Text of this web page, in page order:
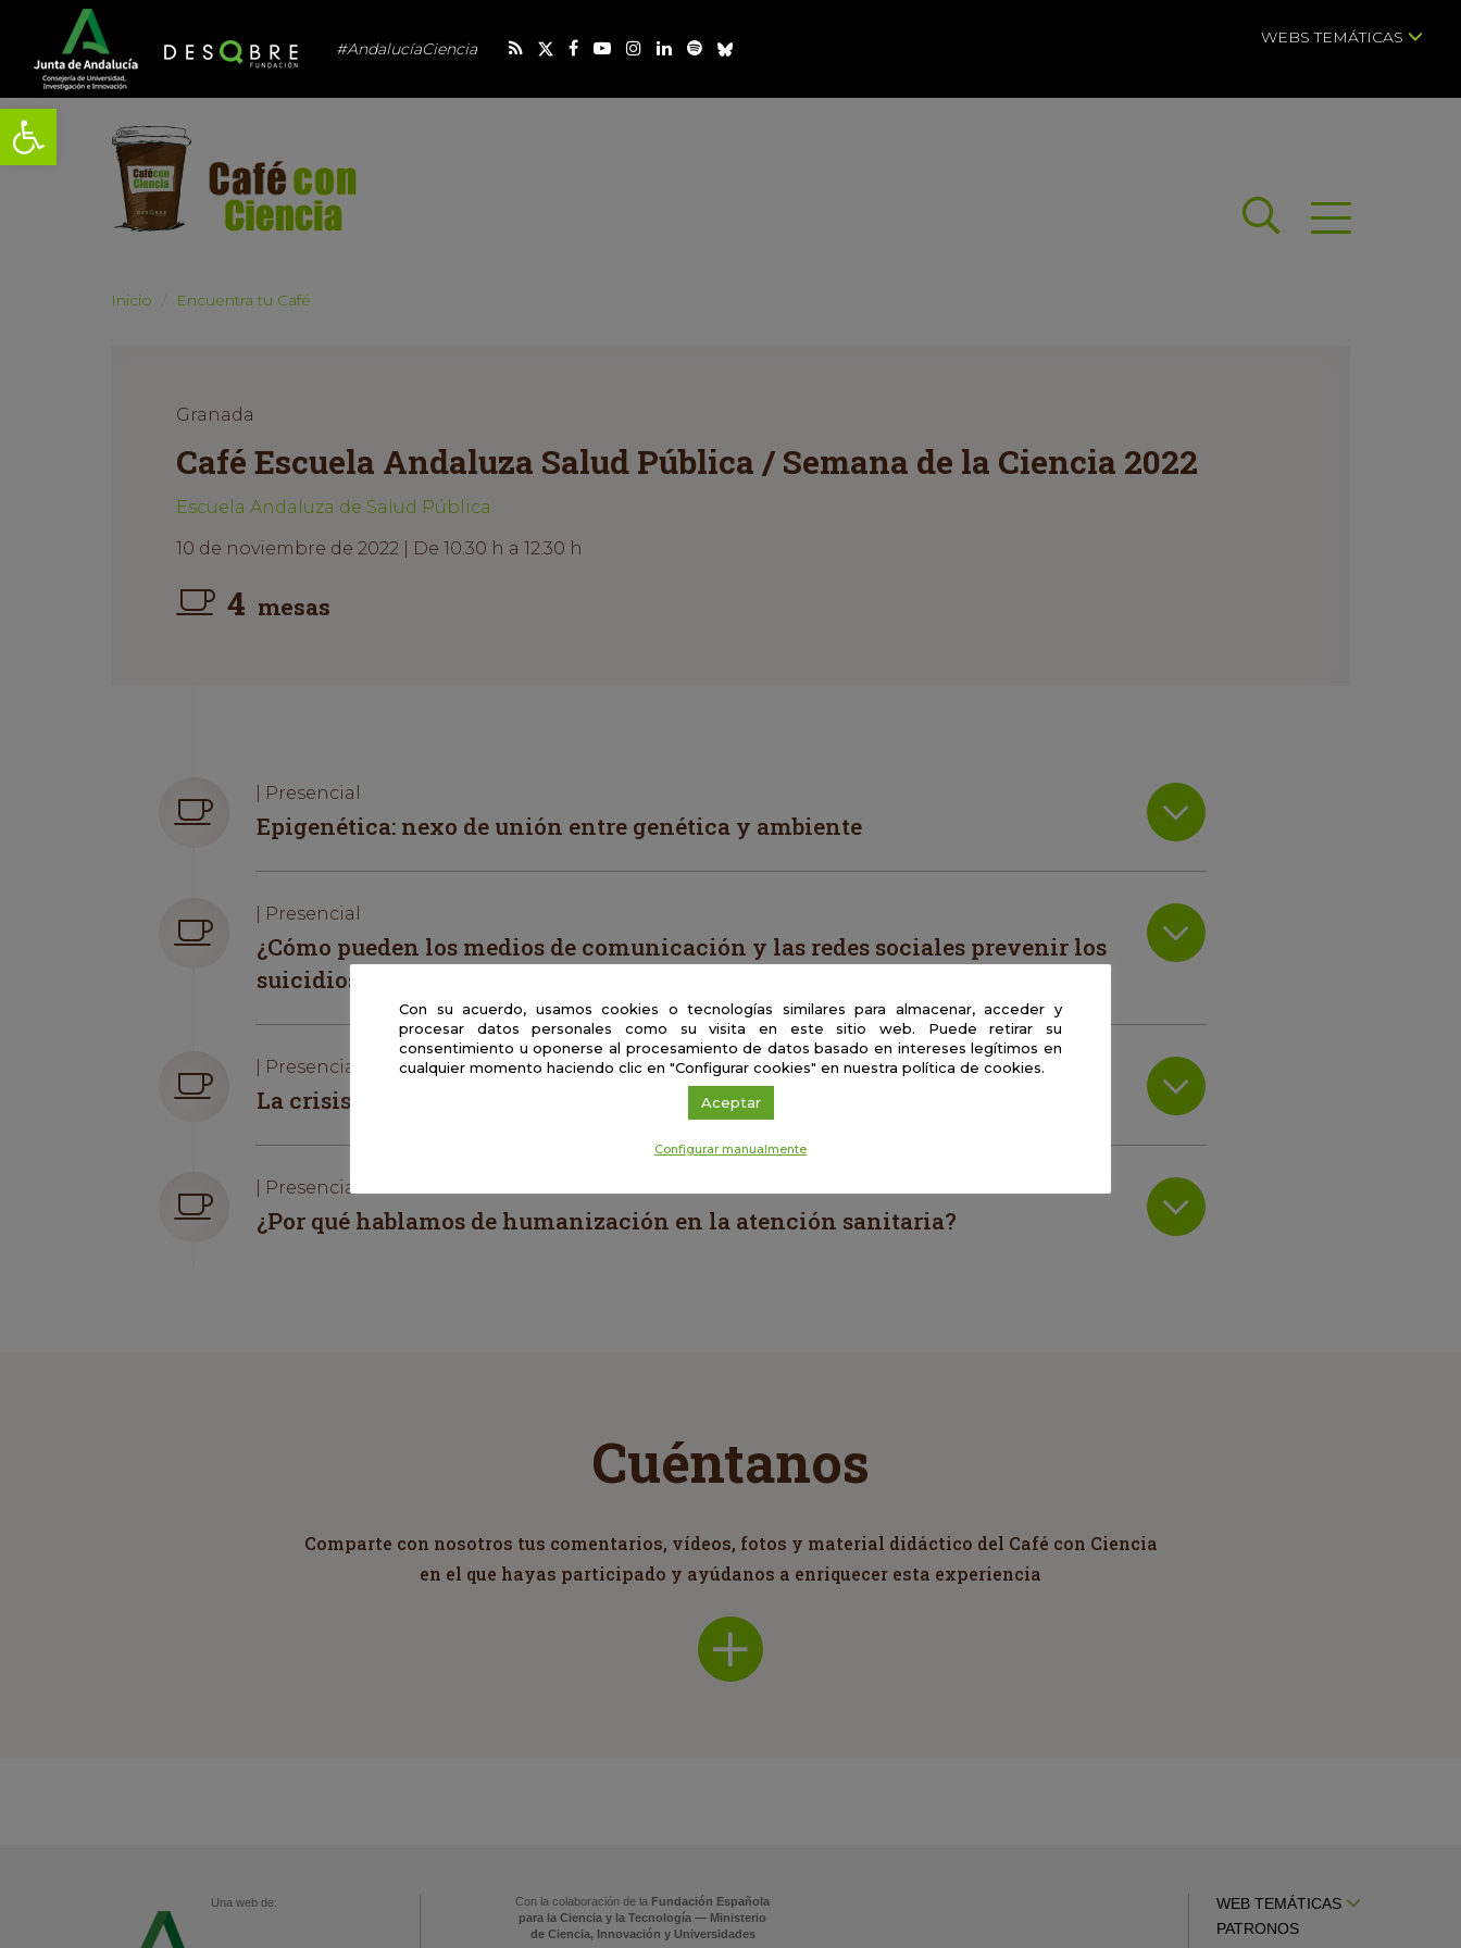
Abrir barra de herramientas
#AndalucíaCiencia
WEBS TEMÁTICAS
BuscarAbrir menú
Inicio Encuentra tu Café
Granada
Café Escuela Andaluza Salud Pública / Semana de la Ciencia 2022
Escuela Andaluza de Salud Pública
10 de noviembre de 2022 | De 10.30 h a 12.30 h
4 mesas
| Presencial
Epigenética: nexo de unión entre genética y ambiente
| Presencial
¿Cómo pueden los medios de comunicación y las redes sociales prevenir los
suicidios?
| Presencial
La crisis climática es una crisis de salud
| Presencial
¿Por qué hablamos de humanización en la atención sanitaria?
Cuéntanos
Comparte con nosotros tus comentarios, vídeos, fotos y material didáctico del Café con Ciencia
en el que hayas participado y ayúdanos a enriquecer esta experiencia
Una web de: Con la colaboración de la Fundación Española
para la Ciencia y la Tecnología — Ministerio
de Ciencia, Innovación y Universidades
WEB TEMÁTICAS
PATRONOS
Con su acuerdo, usamos cookies o tecnologías similares para almacenar, acceder y
procesar datos personales como su visita en este sitio web. Puede retirar su
consentimiento u oponerse al procesamiento de datos basado en intereses legítimos en
cualquier momento haciendo clic en "Configurar cookies" en nuestra política de cookies.
Aceptar
Configurar manualmente